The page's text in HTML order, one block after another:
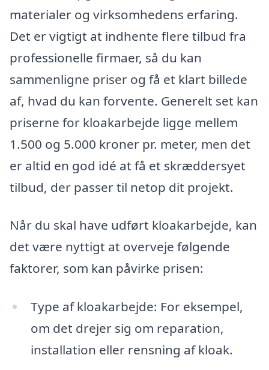
materialer og virksomhedens erfaring.
Det er vigtigt at indhente flere tilbud fra
professionelle firmaer, så du kan
sammenligne priser og få et klart billede
af, hvad du kan forvente. Generelt set kan
priserne for kloakarbejde ligge mellem
1.500 og 5.000 kroner pr. meter, men det
er altid en god idé at få et skræddersyet
tilbud, der passer til netop dit projekt.
Når du skal have udført kloakarbejde, kan
det være nyttigt at overveje følgende
faktorer, som kan påvirke prisen:
Type af kloakarbejde: For eksempel,
om det drejer sig om reparation,
installation eller rensning af kloak.